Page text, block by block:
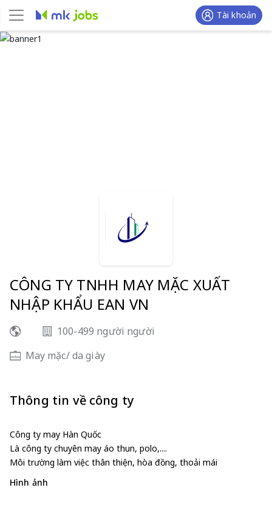
Tài khoản
CÔNG TY TNHH MAY MẶC XUẤT
NHẬP KHẨU EAN VN
100-499 người người
May mặc/ da giày
Thông tin về công ty
Công ty may Hàn Quốc
Là công ty chuyên may áo thun, polo,....
Môi trường làm việc thân thiện, hòa đồng, thoải mái
Hình ảnh